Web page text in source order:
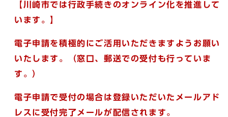
【川崎市では行政手続きのオンライン化を推進して
います。】
電子申請を積極的にご活用いただきますようお願い
いたします。（窓口、郵送での受付も行っていま
す。）
電子申請で受付の場合は登録いただいたメールアド
レスに受付完了メールが配信されます。